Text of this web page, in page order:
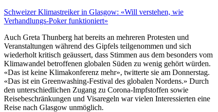
Schweizer Klimastreiker in Glasgow: «Will verstehen, wie
Verhandlungs-Poker funktioniert»
Auch Greta Thunberg hat bereits an mehreren Protesten und
Veranstaltungen während des Gipfels teilgenommen und sich
wiederholt kritisch geäussert, dass Stimmen aus dem besonders vom
Klimawandel betroffenen globalen Süden zu wenig gehört würden.
«Das ist keine Klimakonferenz mehr», twitterte sie am Donnerstag.
«Das ist ein Greenwashing-Festival des globalen Nordens.» Durch
den unterschiedlichen Zugang zu Corona-Impfstoffen sowie
Reisebeschränkungen und Visaregeln war vielen Interessierten eine
Reise nach Glasgow unmöglich.